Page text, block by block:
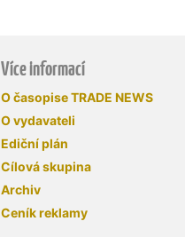
Více informací
O časopise TRADE NEWS
O vydavateli
Ediční plán
Cílová skupina
Archiv
Ceník reklamy